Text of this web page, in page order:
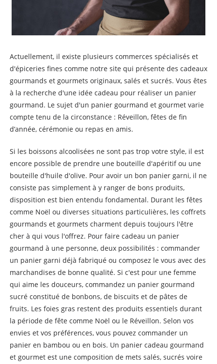
Actuellement, il existe plusieurs commerces spécialisés et
d'épiceries fines comme notre site qui présente des cadeaux
gourmands et gourmets originaux, salés et sucrés. Vous êtes
à la recherche d'une idée cadeau pour réaliser un panier
gourmand. Le sujet d'un panier gourmand et gourmet varie
compte tenu de la circonstance : Réveillon, fêtes de fin
d’année, cérémonie ou repas en amis.
Si les boissons alcoolisées ne sont pas trop votre style, il est
encore possible de prendre une bouteille d'apéritif ou une
bouteille d'huile d'olive. Pour avoir un bon panier garni, il ne
consiste pas simplement à y ranger de bons produits,
disposition est bien entendu fondamental. Durant les fêtes
comme Noël ou diverses situations particulières, les coffrets
gourmands et gourmets charment depuis toujours l'être
cher à qui vous l'offrez. Pour faire cadeau un panier
gourmand à une personne, deux possibilités : commander
un panier garni déjà fabriqué ou composez le vous avec des
marchandises de bonne qualité. Si c'est pour une femme
qui aime les douceurs, commandez un panier gourmand
sucré constitué de bonbons, de biscuits et de pâtes de
fruits. Les foies gras restent des produits essentiels durant
la période de fête comme Noël ou le Réveillon. Selon vos
envies et vos préférences, vous pouvez commander un
panier en bambou ou en bois. Un panier cadeau gourmand
et gourmet est une composition de mets salés, sucrés voire